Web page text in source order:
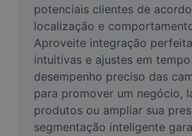
AI Inpainting
Face Cutout
Vídeo
Remover plano de fundo de
potenciais clientes de
localização e
Aproveite integração
intuitivas e ajustes em
desempenho preciso das
para promover um negócio,
produtos ou ampliar sua
segmentação inteligente